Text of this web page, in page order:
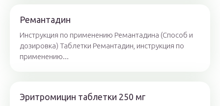
Ремантадин
Инструкция по применению Ремантадина (Способ и
дозировка) Таблетки Ремантадин, инструкция по
применению...
Эритромицин таблетки 250 мг